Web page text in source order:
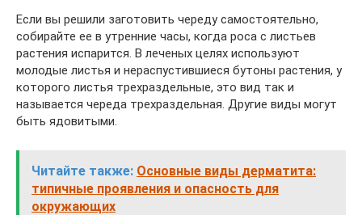
Если вы решили заготовить череду самостоятельно,
собирайте ее в утренние часы, когда роса с листьев
растения испарится. В леченых целях используют
молодые листья и нераспустившиеся бутоны растения, у
которого листья трехраздельные, это вид так и
называется череда трехраздельная. Другие виды могут
быть ядовитыми.
Читайте также: Основные виды дерматита:
типичные проявления и опасность для
окружающих